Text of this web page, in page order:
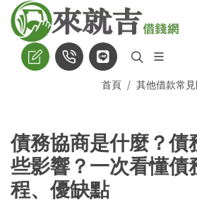
首頁 其他借款常見
債務協商是什麼？債
些影響？一次看懂債
程、優缺點